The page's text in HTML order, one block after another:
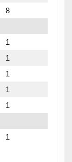
8
1
1
1
1
1
1